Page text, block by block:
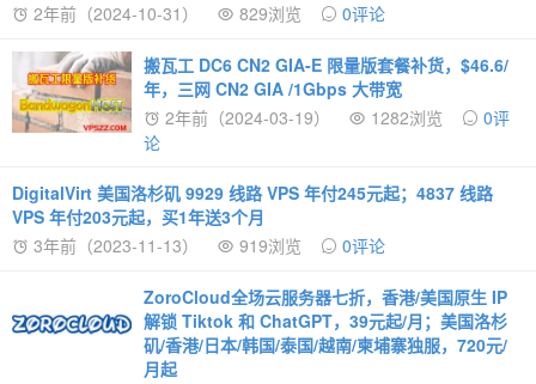
2年前（2024-10-31）
829浏览 0评论
搬瓦工 DC6 CN2 GIA-E 限量版套餐补货，$46.6/
年，三网 CN2 GIA /1Gbps 大带宽
2年前（2024-03-19）
1282浏览
0评
论
DigitalVirt 美国洛杉矶 9929 线路 VPS 年付245元起；4837 线路
VPS 年付203元起，买1年送3个月
3年前（2023-11-13）
919浏览 0评论
ZoroCloud全场云服务器七折，香港/美国原生 IP
解锁 Tiktok 和 ChatGPT，39元起/月；美国洛杉
矶/香港/日本/韩国/泰国/越南/柬埔寨独服，720元/
月起